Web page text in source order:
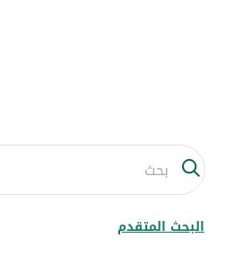
البحث المتقدم